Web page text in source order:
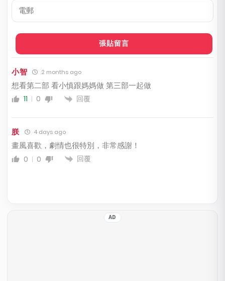
*
郵
小智 2 months ago
想看第二部 看小慎跟媽媽做 第三部一起做
11 0 回覆
朕 4 days ago
畫風喜歡，劇情也很特別，非常感謝！
0 0 回覆
AD